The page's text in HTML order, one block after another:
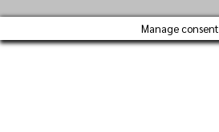
Manage consent